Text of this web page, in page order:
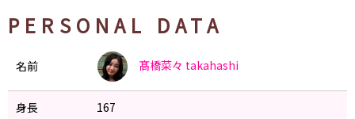
PERSONAL DATA
名前 髙橋菜々 takahashi
身長 167